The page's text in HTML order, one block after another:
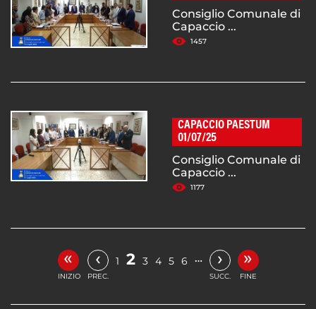
Consiglio Comunale di
Capaccio ...
1457
CAPACCIO PAESTUM
01/07/25
Consiglio Comunale di
Capaccio ...
1177
«
INIZIO
‹
PREC.
1 2 3 4 5 6 … ›
SUCC.
»
FINE